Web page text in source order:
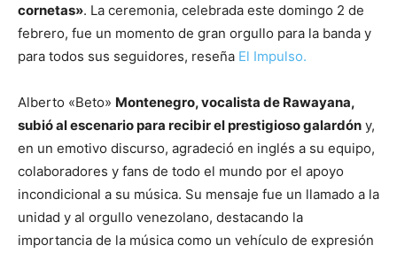
cornetas». La ceremonia, celebrada este domingo 2 de
febrero, fue un momento de gran orgullo para la banda y
para todos sus seguidores, reseña El Impulso.
Alberto «Beto» Montenegro, vocalista de Rawayana,
subió al escenario para recibir el prestigioso galardón y,
en un emotivo discurso, agradeció en inglés a su equipo,
colaboradores y fans de todo el mundo por el apoyo
incondicional a su música. Su mensaje fue un llamado a la
unidad y al orgullo venezolano, destacando la
importancia de la música como un vehículo de expresión